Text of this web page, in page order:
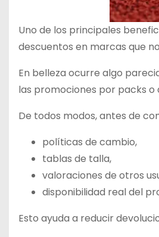
Uno de los principales
descuentos en marcas que
En belleza ocurre algo
las promociones por packs
De todos modos, antes de
políticas de cambio,
tablas de talla,
valoraciones de otros
disponibilidad real del
Esto ayuda a reducir